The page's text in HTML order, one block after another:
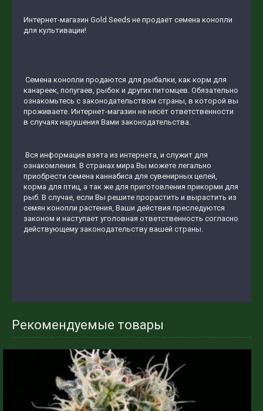
Интернет-магазин Gold Seeds не продает семена конопли
для культивации!
Семена конопли продаются для рыбалки, как корм для
канареек, попугаев, рыбок и других питомцев. Обязательно
ознакомьтесь с законодательством страны, в которой вы
проживаете. Интернет-магазин не несёт ответственности
в случаях нарушения Вами законодательства.
Вся информация взята из интернета, и служит для
ознакомления. В странах мира Вы можете легально
приобрести семена каннабиса для сувенирных целей,
корма для птиц, а так же для приготовления прикорми для
рыб. В случае, если Вы решите прорастить и вырастить из
семян конопли растения, Ваши действия преследуются
законом и наступает уголовная ответственность согласно
действующему законодательству вашей страны.
Рекомендуемые товары